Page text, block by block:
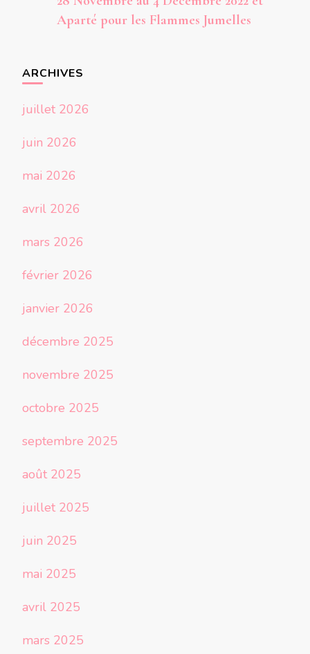
Aparté pour les Flammes Jumelles
ARCHIVES
juillet 2026
juin 2026
mai 2026
avril 2026
mars 2026
février 2026
janvier 2026
décembre 2025
novembre 2025
octobre 2025
septembre 2025
août 2025
juillet 2025
juin 2025
mai 2025
avril 2025
mars 2025